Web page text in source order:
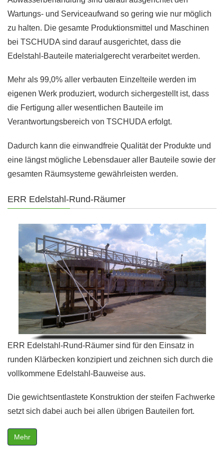
Wartungs- und Serviceaufwand so gering wie nur möglich
zu halten. Die gesamte Produktionsmittel und Maschinen
bei TSCHUDA sind darauf ausgerichtet, dass die
Edelstahl-Bauteile materialgerecht verarbeitet werden.
Mehr als 99,0% aller verbauten Einzelteile werden im
eigenen Werk produziert, wodurch sichergestellt ist, dass
die Fertigung aller wesentlichen Bauteile im
Verantwortungsbereich von TSCHUDA erfolgt.
Dadurch kann die einwandfreie Qualität der Produkte und
eine längst mögliche Lebensdauer aller Bauteile sowie der
gesamten Räumsysteme gewährleisten werden.
ERR Edelstahl-Rund-Räumer
ERR Edelstahl-Rund-Räumer sind für den Einsatz in
runden Klärbecken konzipiert und zeichnen sich durch die
vollkommene Edelstahl-Bauweise aus.
Die gewichtsentlastete Konstruktion der steifen Fachwerke
setzt sich dabei auch bei allen übrigen Bauteilen fort.
Mehr